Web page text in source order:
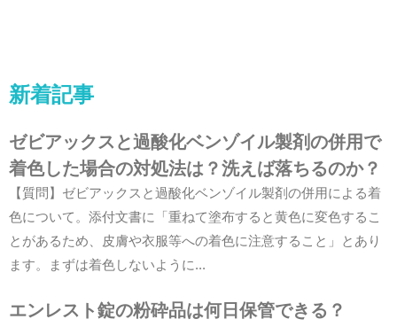
新着記事
ゼビアックスと過酸化ベンゾイル製剤の併用で
着色した場合の対処法は？洗えば落ちるのか？
【質問】ゼビアックスと過酸化ベンゾイル製剤の併用による着
色について。添付文書に「重ねて塗布すると黄色に変色するこ
とがあるため、皮膚や衣服等への着色に注意すること」とあり
ます。まずは着色しないように...
エンレスト錠の粉砕品は何日保管できる？